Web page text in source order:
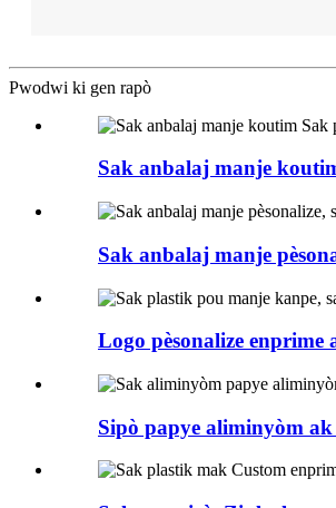
Pwodwi ki gen rapò
Sak anbalaj manje
Sak anbalaj manje
Logo pèsonalize enprime
Sipò papye aliminyòm